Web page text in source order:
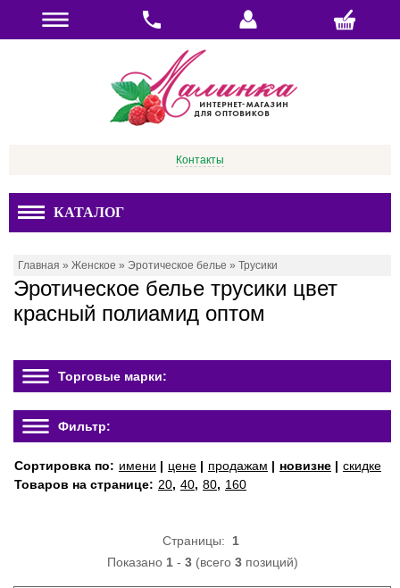
Контакты
КАТАЛОГ
Главная » Женское » Эротическое белье » Трусики
Эротическое белье трусики цвет
красный полиамид оптом
Торговые марки:
Фильтр:
Сортировка по: имени | цене | продажам | новизне | скидке
Товаров на странице: 20, 40, 80, 160
Страницы: 1
Показано 1- 3(всего 3позиций)